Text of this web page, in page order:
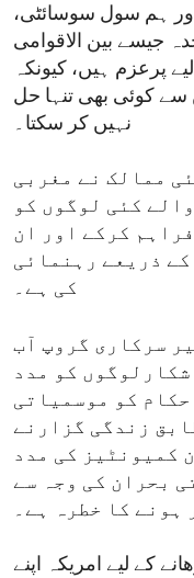
ہم سول سوسائٹی،
جیسے بین الاقوامی
پرعزم ہیں، کیونکہ
سے کوئی بھی تنہا حل
نہیں کر سکتا۔
ممالک نے مغربی
کئی لوگوں کو
کرکے اور ان
ذریعے رہنمائی
کی ہے۔
سرکاری گروپ آب
کو مدد
کو موسمیاتی
زندگی گزارنے
کمیونٹیز کی مدد
بحران کی وجہ سے
ہونے کا خطرہ ہے۔
کے لیے امریکہ اپنے